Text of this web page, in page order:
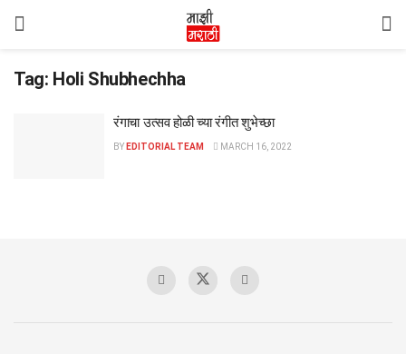
Tag: Holi Shubhechha
रंगाचा उत्सव होळी च्या रंगीत शुभेच्छा
BY EDITORIAL TEAM MARCH 16, 2022